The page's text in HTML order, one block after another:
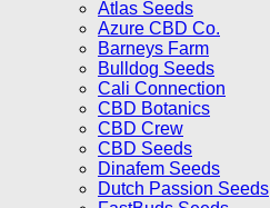
Atlas Seeds
Azure CBD Co.
Barneys Farm
Bulldog Seeds
Cali Connection
CBD Botanics
CBD Crew
CBD Seeds
Dinafem Seeds
Dutch Passion Seeds